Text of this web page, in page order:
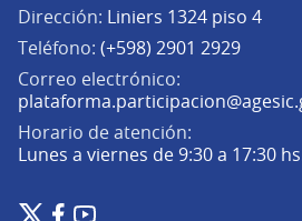
Dirección: Liniers 1324 piso 4
Teléfono: (+598) 2901 2929
Correo electrónico:
Horario de atención:
Lunes a viernes de 9:30 a 17:30
Plataforma de Participación
Plataforma de Participación
Plataforma de Participación